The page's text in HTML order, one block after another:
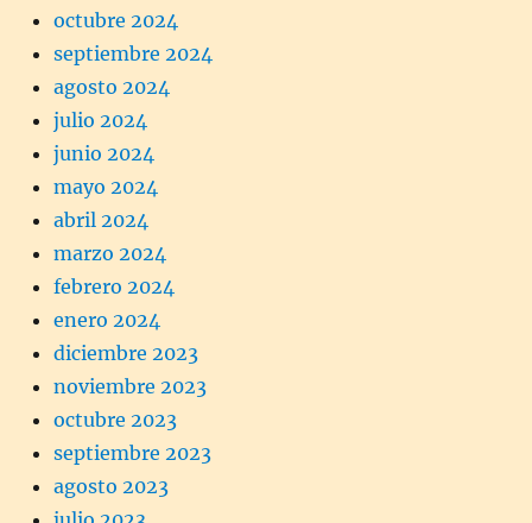
octubre 2024
septiembre 2024
agosto 2024
julio 2024
junio 2024
mayo 2024
abril 2024
marzo 2024
febrero 2024
enero 2024
diciembre 2023
noviembre 2023
octubre 2023
septiembre 2023
agosto 2023